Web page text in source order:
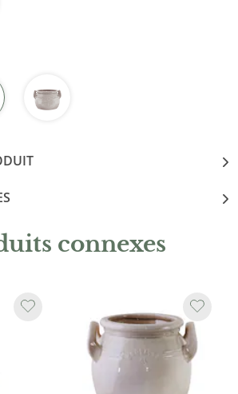
connexes